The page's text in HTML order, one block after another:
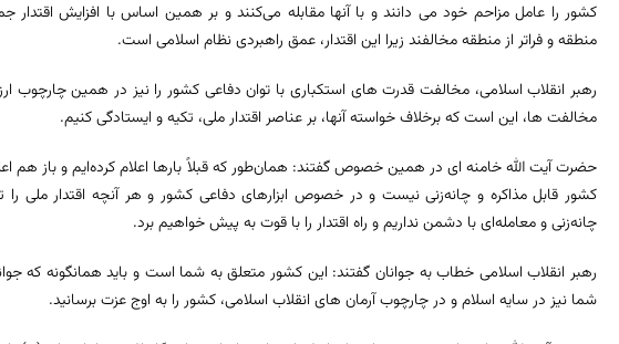
کشور را عامل مزاحم خود می دانند و با آنها مقابله می‌کنند و بر همین اساس با افزایش
منطقه و فراتر از منطقه مخالفند زیرا این اقتدار، عمق راهبردی نظام اسلامی است.
رهبر انقلاب اسلامی، مخالفت قدرت های استکباری با توان دفاعی کشور را نیز در همین چارچوب
مخالفت ها، این است که برخلاف خواسته آنها، بر عناصر اقتدار ملی، تکیه و ایستادگی کنیم.
حضرت آیت الله خامنه ای در همین خصوص گفتند: همان‌طور که قبلاً بارها اعلام کرده‌ایم و باز هم
کشور قابل مذاکره و چانه‌زنی نیست و در خصوص ابزارهای دفاعی کشور و هر آنچه اقتدار ملی را
چانه‌زنی و معامله‌ای با دشمن نداریم و راه اقتدار را با قوت به پیش خواهیم برد.
رهبر انقلاب اسلامی خطاب به جوانان گفتند: این کشور متعلق به شما است و باید همانگونه که
شما نیز در سایه اسلام و در چارچوب آرمان های انقلاب اسلامی، کشور را به اوج عزت برسانید.